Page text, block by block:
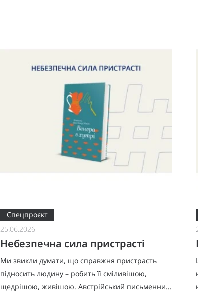
Спецпроєкт
25.06.2026
Небезпечна сила пристрасті
Ми звикли думати, що справжня пристрасть
підносить людину – робить її сміливішою,
щедрішою, живішою. Австрійський письменник